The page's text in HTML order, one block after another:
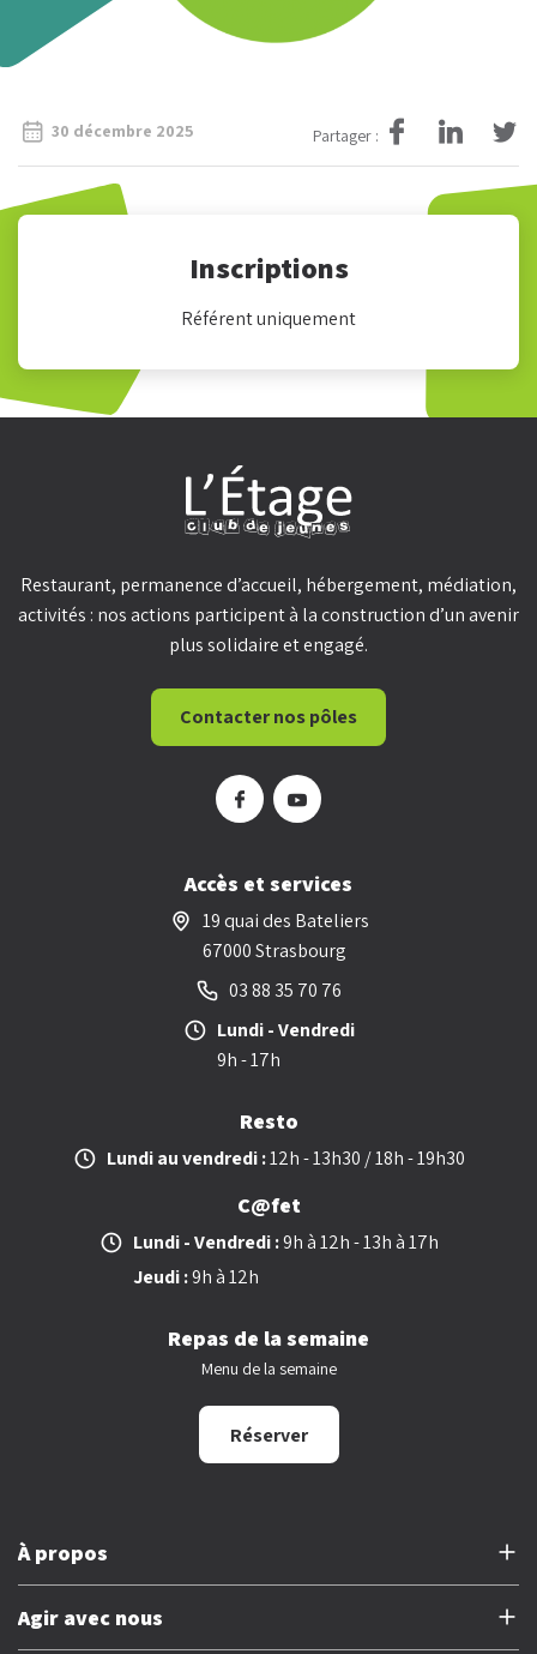
30 décembre 2025 Partager :
Inscriptions
Référent uniquement
Restaurant, permanence d’accueil, hébergement, médiation,
activités : nos actions participent à la construction d’un avenir
plus solidaire et engagé.
Contacter nos pôles
Accès et services
19 quai des Bateliers
67000 Strasbourg
03 88 35 70 76
Lundi - Vendredi
9h - 17h
Resto
Lundi au vendredi :12h - 13h30 / 18h - 19h30
C@fet
Lundi - Vendredi :9h à 12h - 13h à 17h
Jeudi :9h à 12h
Repas de la semaine
Menu de la semaine
Réserver
À propos
Agir avec nous